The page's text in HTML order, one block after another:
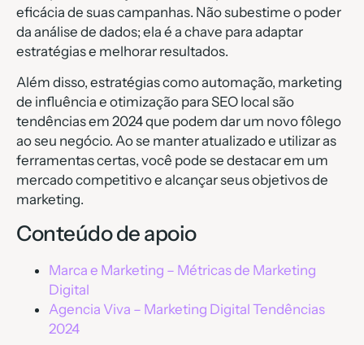
eficácia de suas campanhas. Não subestime o poder
da análise de dados; ela é a chave para adaptar
estratégias e melhorar resultados.
Além disso, estratégias como automação, marketing
de influência e otimização para SEO local são
tendências em 2024 que podem dar um novo fôlego
ao seu negócio. Ao se manter atualizado e utilizar as
ferramentas certas, você pode se destacar em um
mercado competitivo e alcançar seus objetivos de
marketing.
Conteúdo de apoio
Marca e Marketing – Métricas de Marketing
Digital
Agencia Viva – Marketing Digital Tendências
2024